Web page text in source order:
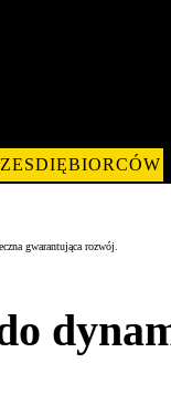
gwarantująca rozwój.